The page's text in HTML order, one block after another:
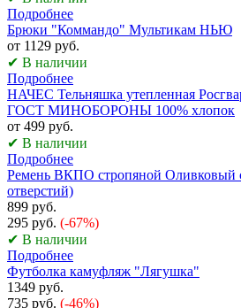
Подробнее
Брюки "Коммандо" Мультикам НЬЮ
от 1129 руб.
✔ В наличии
Подробнее
НАЧЕС Тельняшка утепленная
ГОСТ МИНОБОРОНЫ 100% хлопок
от 499 руб.
✔ В наличии
Подробнее
Ремень ВКПО стропяной Оливковый
отверстий)
899 руб.
295 руб. (-67%)
✔ В наличии
Подробнее
Футболка камуфляж "Лягушка"
1349 руб.
735 руб. (-46%)